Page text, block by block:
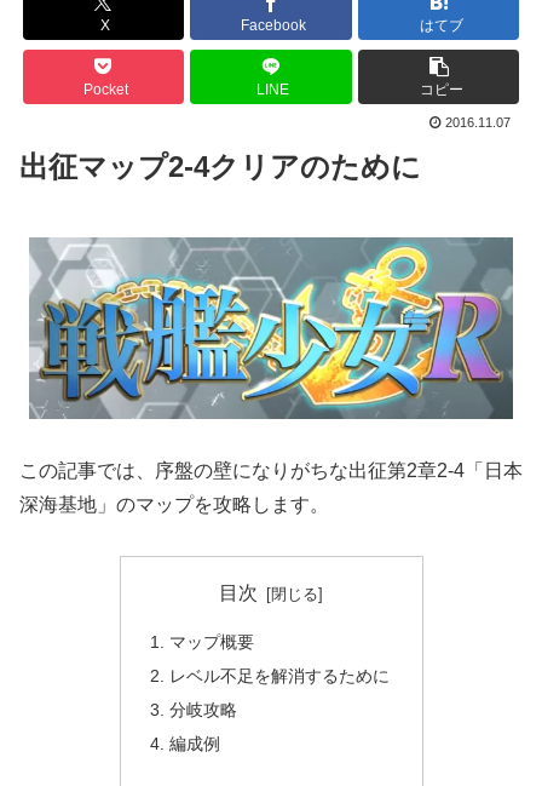
X Facebook はてブ
Pocket LINE コピー
2016.11.07
出征マップ2-4クリアのために
この記事では、序盤の壁になりがちな出征第2章2-4「日本
深海基地」のマップを攻略します。
目次
マップ概要
レベル不足を解消するために
分岐攻略
編成例